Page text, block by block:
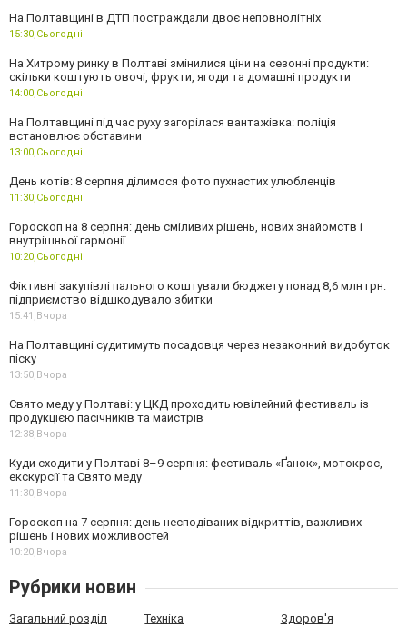
На Полтавщині в ДТП постраждали двоє неповнолітніх
15:30, Сьогодні
На Хитрому ринку в Полтаві змінилися ціни на сезонні продукти:
скільки коштують овочі, фрукти, ягоди та домашні продукти
14:00, Сьогодні
На Полтавщині під час руху загорілася вантажівка: поліція
встановлює обставини
13:00, Сьогодні
День котів: 8 серпня ділимося фото пухнастих улюбленців
11:30, Сьогодні
Гороскоп на 8 серпня: день сміливих рішень, нових знайомств і
внутрішньої гармонії
10:20, Сьогодні
Фіктивні закупівлі пального коштували бюджету понад 8,6 млн грн:
підприємство відшкодувало збитки
15:41, Вчора
На Полтавщині судитимуть посадовця через незаконний видобуток
піску
13:50, Вчора
Свято меду у Полтаві: у ЦКД проходить ювілейний фестиваль із
продукцією пасічників та майстрів
12:38, Вчора
Куди сходити у Полтаві 8–9 серпня: фестиваль «Ґанок», мотокрос,
екскурсії та Свято меду
11:30, Вчора
Гороскоп на 7 серпня: день несподіваних відкриттів, важливих
рішень і нових можливостей
10:20, Вчора
Рубрики новин
Загальний розділ Техніка Здоров'я